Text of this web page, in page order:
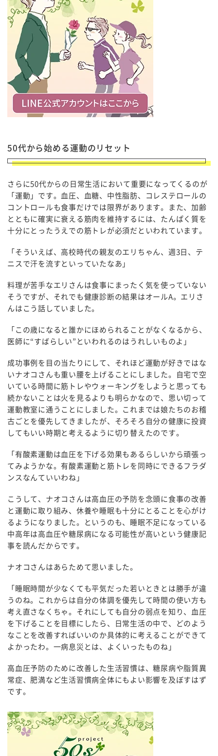
50代から始める運動のリセット
さらに50代からの日常生活において重要になってくるのが
「運動」です。血圧、血糖、中性脂肪、コレステロールの
コントロールも食事だけでは限界があります。また、加齢
とともに確実に衰える筋肉を維持するには、たんぱく質を
十分にとったうえでの筋トレが必須だといわれています。
「そういえば、高校時代の親友のエリちゃん、週3日、テ
ニスで汗を流すといっていたなあ」
料理が苦手なエリさんは食事にまったく気を使っていない
そうですが、それでも健康診断の結果はオールA。エリさ
んはこう話していました。
「この歳になると誰かにほめられることがなくなるから、
医師に“すばらしい”といわれるのはうれしいものよ」
成功事例を目の当たりにして、それほど運動が好きではな
いナオコさんも重い腰を上げることにしました。自宅で空
いている時間に筋トレやウォーキングをしようと思っても
続かないことは火を見るよりも明らかなので、思い切って
運動教室に通うことにしました。これまでは娘たちのお稽
古ごとを優先してきましたが、そろそろ自分の健康に投資
してもいい時期と考えるように切り替えたのです。
「有酸素運動は血圧を下げる効果もあるらしいから頑張っ
てみようかな。有酸素運動と筋トレを同時にできるフラダ
ンスなんていいわね」
こうして、ナオコさんは高血圧の予防を念頭に食事の改善
と運動に取り組み、休養や睡眠も十分にとることを心がけ
るようになりました。というのも、睡眠不足になっている
中高年は高血圧や糖尿病になる可能性が高いという健康記
事を読んだからです。
ナオコさんはあらためて思いました。
「睡眠時間が少なくても平気だった若いときとは勝手が違
うのね。これからは自分の体調を優先して時間の使い方も
考え直さなくちゃ。それにしても自分の弱点を知り、血圧
を下げることを目標にしたら、日常生活の中で、どのよう
なことを改善すればいいのか具体的に考えることができて
よかったわ。一病息災とは、よくいったものね」
高血圧予防のために改善した生活習慣は、糖尿病や脂質異
常症、肥満など生活習慣病全体にもよい影響を及ぼすはず
です。